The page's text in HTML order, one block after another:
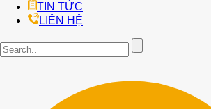
TIN TỨC
LIÊN HỆ